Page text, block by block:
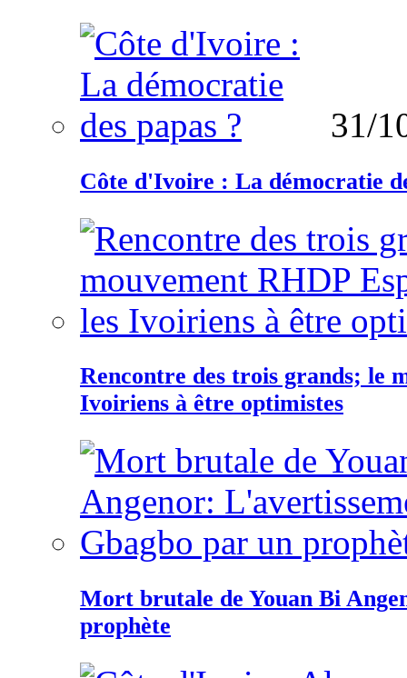
31/
Côte d'Ivoire : La démocratie
Rencontre des trois grands; le
Ivoiriens à être optimistes
Mort brutale de Youan Bi
prophète